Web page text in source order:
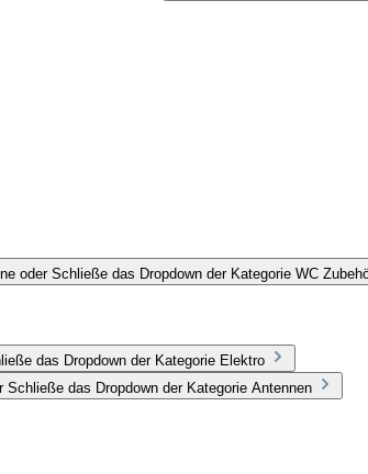
oder Schließe das Dropdown der Kategorie WC
das Dropdown der Kategorie Elektro
Schließe das Dropdown der Kategorie Antennen